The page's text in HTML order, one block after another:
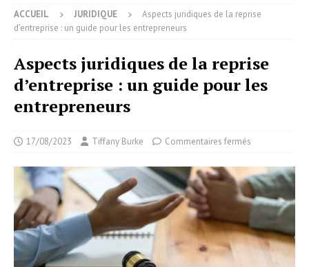
ACCUEIL JURIDIQUE
Aspects juridiques de la reprise
d’entreprise : un guide pour les entrepreneurs
Aspects juridiques de la reprise
d’entreprise : un guide pour les
entrepreneurs
17/08/2023 Tiffany Burke Commentaires fermés